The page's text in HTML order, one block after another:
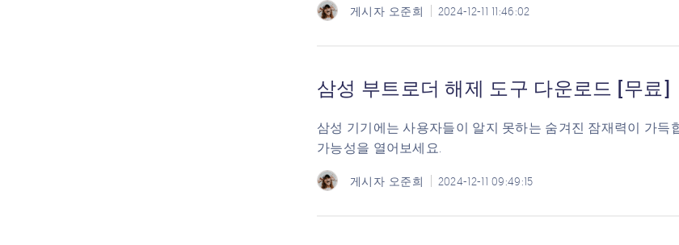
게시자 오준희 2024-12-11 11:46:02
삼성 부트로더 해제 도구 다운로드 [무료]
삼성 기기에는 사용자들이 알지 못하는 숨겨진 잠재력이 가
가능성을 열어보세요.
게시자 오준희 2024-12-11 09:49:15